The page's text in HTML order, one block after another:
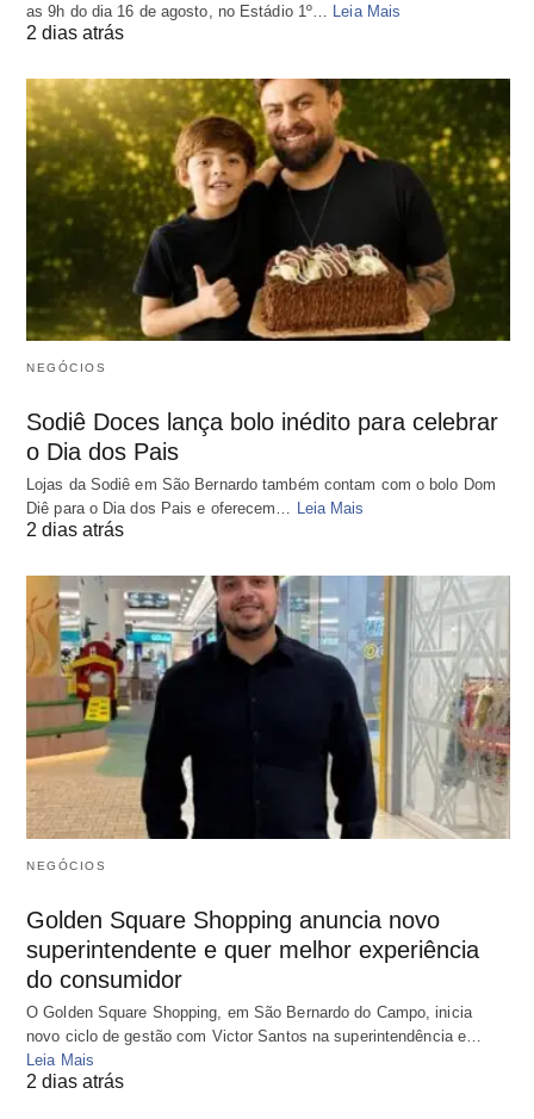
as 9h do dia 16 de agosto, no Estádio 1º… Leia Mais
2 dias atrás
NEGÓCIOS
Sodiê Doces lança bolo inédito para celebrar
o Dia dos Pais
Lojas da Sodiê em São Bernardo também contam com o bolo Dom
Diê para o Dia dos Pais e oferecem… Leia Mais
2 dias atrás
NEGÓCIOS
Golden Square Shopping anuncia novo
superintendente e quer melhor experiência
do consumidor
O Golden Square Shopping, em São Bernardo do Campo, inicia
novo ciclo de gestão com Victor Santos na superintendência e…
Leia Mais
2 dias atrás